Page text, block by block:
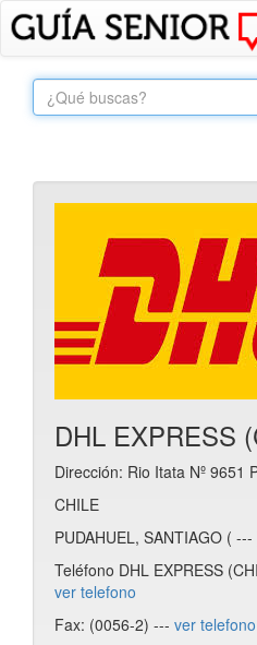
DHL EXPRESS
Dirección: Rio Itata Nº 9651
CHILE
PUDAHUEL, SANTIAGO ( ---
Teléfono DHL EXPRESS
ver telefono
Fax: (0056-2) --- ver telefono